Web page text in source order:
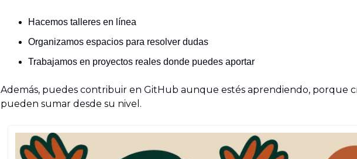
Hacemos talleres en línea
Organizamos espacios para resolver dudas
Trabajamos en proyectos reales donde puedes aportar
Además, puedes contribuir en GitHub aunque estés aprendiendo, porque
pueden sumar desde su nivel.